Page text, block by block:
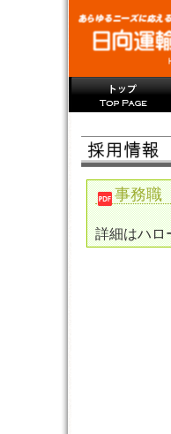
事務職
詳細はハロ